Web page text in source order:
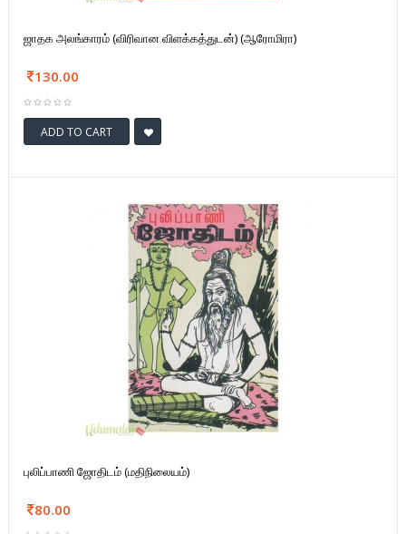
ஜாதக அலங்காரம் (விரிவான விளக்கத்துடன்) (ஆரோமிரா)
130.00
ADD TO CART
புலிப்பாணி ஜோதிடம் (மதிநிலையம்)
80.00